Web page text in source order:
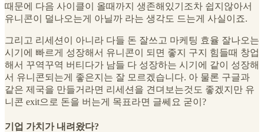
때문에 다음 사이클이 올때까지 생존해있기조차 쉽지않아서
유니콘이 덜나오는게 아닐까 라는 생각도 드는게 사실이죠.
그리고 리세션이 아니라 다들 돈 잘쓰고 마케팅 효율 잘나오는
시기에 빠르게 성장해서 유니콘이 되면 좋지 구지 힘들때 창업
해서 꾸역꾸역 버티다가 남들 다 성장하는 시기에 같이 성장해
서 유니콘되는게 좋은지는 잘 모르겠습니다. 아 물론 구글과
같은 제국을 만들거라면 리세션을 견뎌보는것도 좋겠지만 유
니콘 exit으로 돈을 버는게 목표라면 글쎄요 굳이?
기업 가치가 내려왔다?